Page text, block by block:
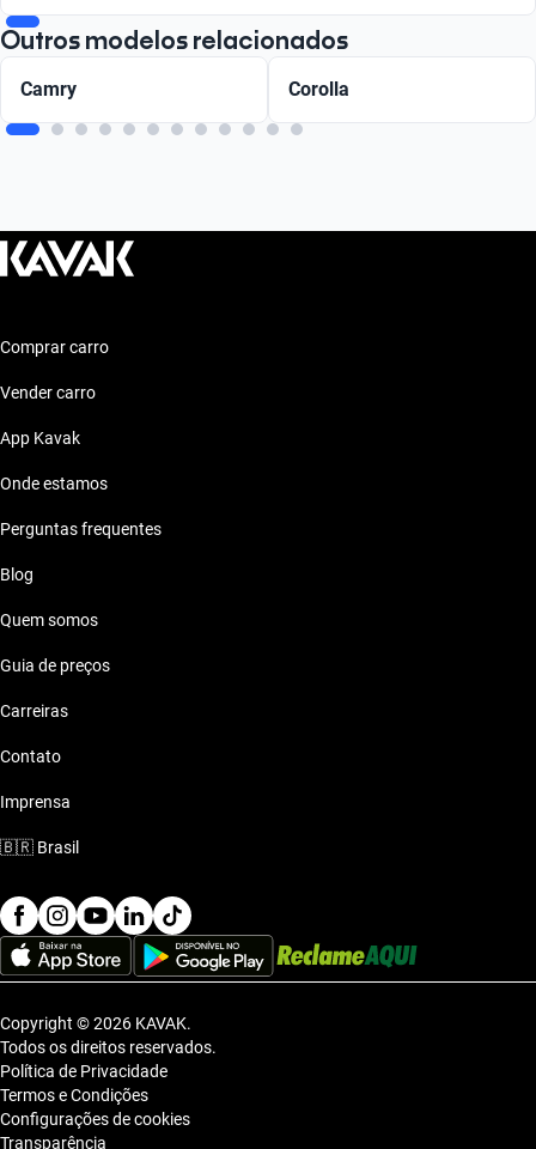
Outros modelos relacionados
Camry Corolla
Comprar carro
Vender carro
App Kavak
Onde estamos
Perguntas frequentes
Blog
Quem somos
Guia de preços
Carreiras
Contato
Imprensa
🇧🇷 Brasil
Copyright © 2026 KAVAK.
Todos os direitos reservados.
Política de Privacidade
Termos e Condições
Configurações de cookies
Transparência